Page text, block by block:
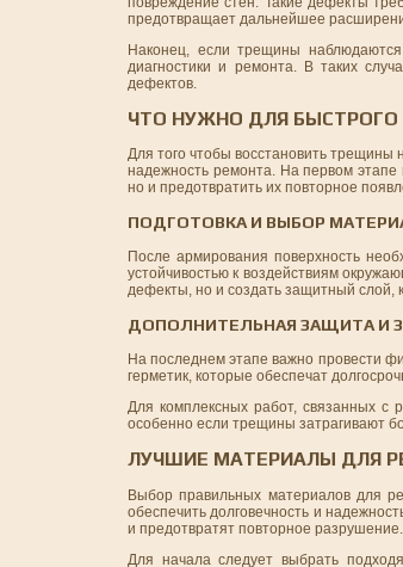
предотвращает дальнейшее
Наконец, если трещины
диагностики и ремонта. В таких
дефектов.
ЧТО НУЖНО ДЛЯ
Для того чтобы восстановить трещины
надежность ремонта. На первом этапе
но и предотвратить их повторное
ПОДГОТОВКА И ВЫБОР
После армирования поверхность
устойчивостью к воздействиям
дефекты, но и создать защитный слой,
ДОПОЛНИТЕЛЬНАЯ ЗАЩИТА И
На последнем этапе важно провести
герметик, которые обеспечат
Для комплексных работ, связанных с
особенно если трещины затрагивают
ЛУЧШИЕ МАТЕРИАЛЫ ДЛЯ
Выбор правильных материалов для
обеспечить долговечность и
и предотвратят повторное разрушение.
Для начала следует выбрать